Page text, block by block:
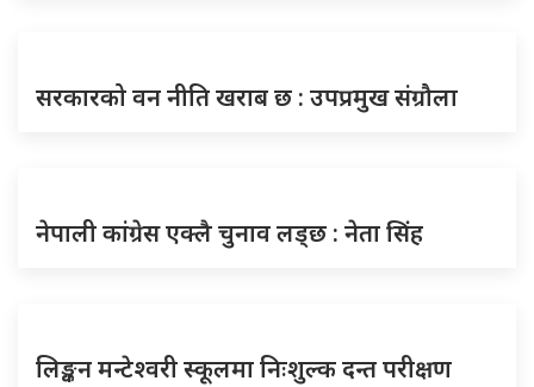
सरकारको वन नीति खराब छ : उपप्रमुख संग्रौला
नेपाली कांग्रेस एक्लै चुनाव लड्छ : नेता सिंह
लिङ्कन मन्टेश्वरी स्कूलमा निःशुल्क दन्त परीक्षण